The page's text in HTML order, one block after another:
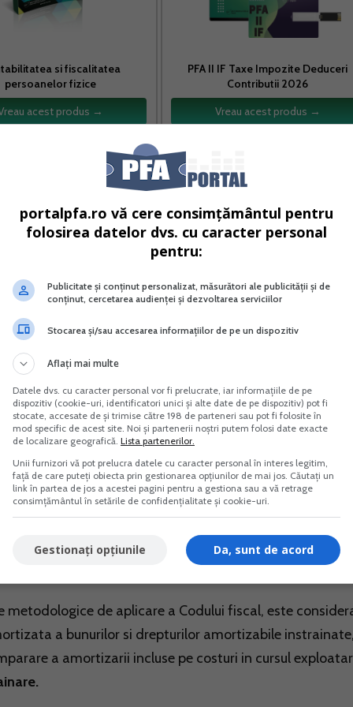
si fiscalitatea
persoanelor fizice
acest produs →
PFA II IF Taxe Impozite Deduceri
Contributii 2026
Vreau acest produs →
in patrimoniu un mijloc fix achizitionat in luna
fix este 5.000 lei. In luna decembrie 2022 decide
de 3.000 lei. Valoarea amortizata pana in luna
neamorizata este 4.166,70 lei.
se vor inscrie in Registrul de evidenta fiscala
PFA emite factura. Veniturile din vanzarea activelor
amortizat genereaza pentru PFA o cheltuiala care in
de intrare – valoare amortizata
– 833,30 lei
lei.
metodologice de aplicare a Codului fiscal, este
a bunurilor si drepturilor amortizabile
a amortizarii incluse pe costuri in cursul
portalpfa.ro vă cere consimțământul pentru
folosirea datelor dvs. cu caracter personal
pentru:
Publicitate și conținut personalizat, măsurători ale publicității și de
conținut, cercetarea audienței și dezvoltarea serviciilor
Stocarea și/sau accesarea informațiilor de pe un dispozitiv
Aflați mai multe
Datele dvs. cu caracter personal vor fi prelucrate, iar informațiile de pe
dispozitiv (cookie-uri, identificatori unici și alte date de pe dispozitiv) pot fi
stocate, accesate de și trimise către 198 de parteneri sau pot fi folosite în
mod specific de acest site. Noi și partenerii noștri putem folosi date exacte
de localizare geografică. Lista partenerilor.
Unii furnizori vă pot prelucra datele cu caracter personal în interes legitim,
față de care puteți obiecta prin gestionarea opțiunilor de mai jos. Căutați un
link în partea de jos a acestei pagini pentru a gestiona sau a vă retrage
consimțământul în setările de confidențialitate și cookie-uri.
Da, sunt de acord
Gestionați opțiunile